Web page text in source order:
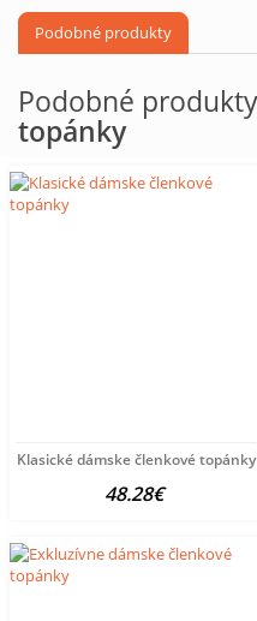
Podobné produkty
Podobné
topánky
Klasické dámske členkové topánky
48.28€